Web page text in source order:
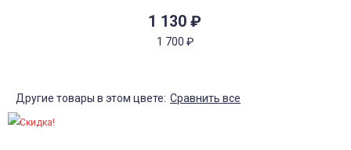
1 130 ₽
1 700 ₽
Другие товары в этом цвете: Сравнить все
Скидка!